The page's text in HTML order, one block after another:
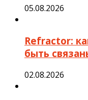
05.08.2026
Refractor:
быть
02.08.2026